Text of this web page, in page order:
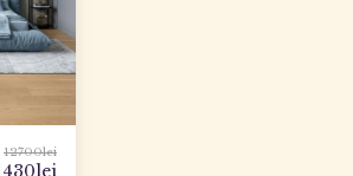
12700lei
lei